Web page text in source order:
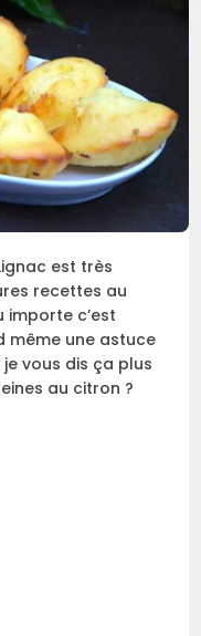
est très
recettes au
importe c’est
même une astuce
vous dis ça plus
au citron ?